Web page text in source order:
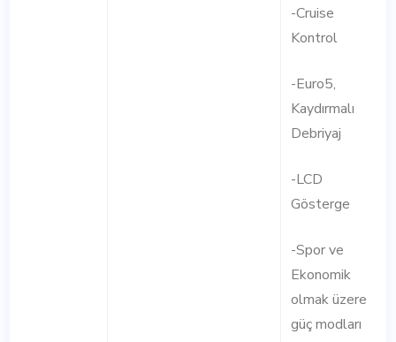
-Cruise
Kontrol
-Euro5,
Kaydırmalı
Debriyaj
-LCD
Gösterge
-Spor ve
Ekonomik
olmak üzere
güç modları